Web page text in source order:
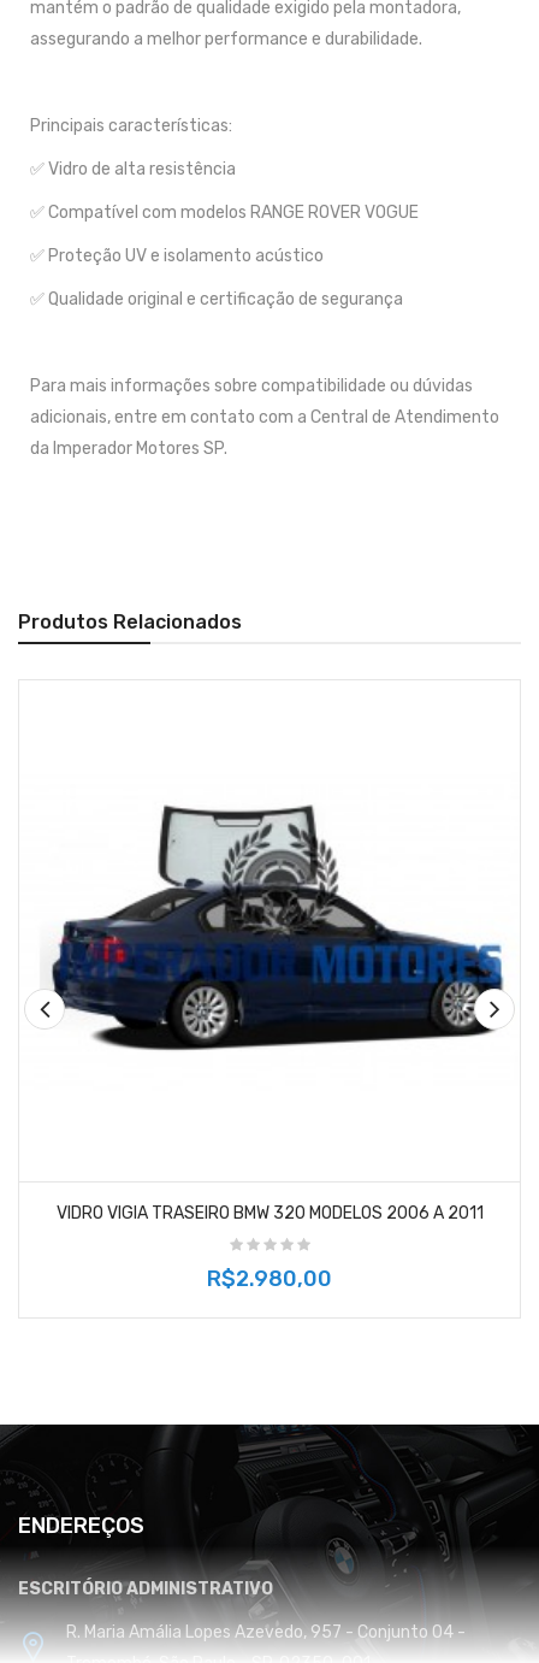
mantém o padrão de qualidade exigido pela montadora,
assegurando a melhor performance e durabilidade.
Principais características:
✅ Vidro de alta resistência
✅ Compatível com modelos RANGE ROVER VOGUE
✅ Proteção UV e isolamento acústico
✅ Qualidade original e certificação de segurança
Para mais informações sobre compatibilidade ou dúvidas
adicionais, entre em contato com a Central de Atendimento
da Imperador Motores SP.
Produtos Relacionados
VIDRO VIGIA TRASEIRO BMW 320 MODELOS 2006 A 2011
R$2.980,00
ENDEREÇOS
ESCRITÓRIO ADMINISTRATIVO
R. Maria Amália Lopes Azevedo, 957 - Conjunto 04 -